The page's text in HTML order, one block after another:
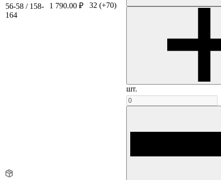
56-58 / 158-
164
1 790.00 ₽ 32 (+70)
шт.